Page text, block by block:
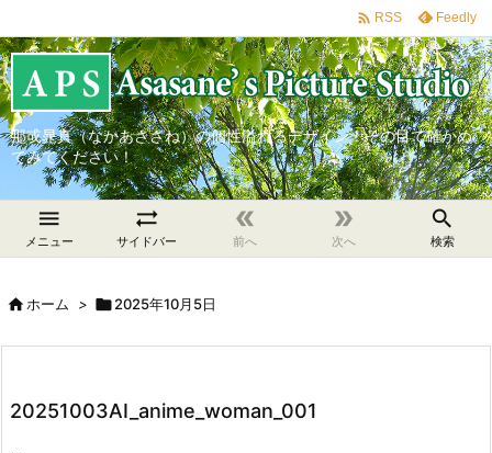
那戓晁真（なかあささね）の個性溢れるデザイン！その目で確かめ
てみてください！

メニュー

サイドバー

前へ

次へ

検索
 RSS Feedly
ホーム > 2025年10月5日
20251003AI_anime_woman_001